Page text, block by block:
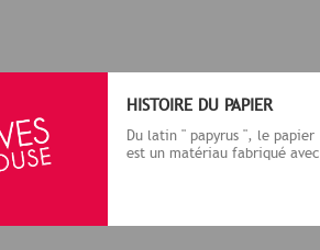
HISTOIRE DU PAPIER
Du latin " papyrus ", le papier
est un matériau fabriqué avec